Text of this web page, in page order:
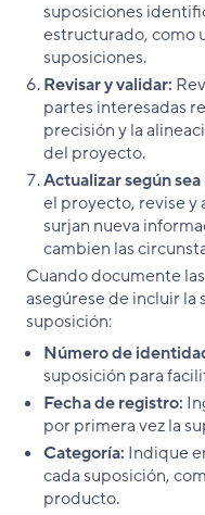
suposiciones
estructurado, como
suposiciones.
Revisar y validar:
partes interesadas
precisión y la
del proyecto.
Actualizar según
el proyecto, revise y
surjan nueva
cambien las
Cuando documente
asegúrese de incluir la
suposición:
Número de
suposición para
Fecha de registro:
por primera vez la
Categoría: Indique
cada suposición,
producto.